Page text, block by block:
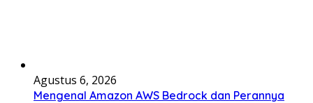
Agustus 6, 2026
Mengenal Amazon AWS Bedrock dan Perannya